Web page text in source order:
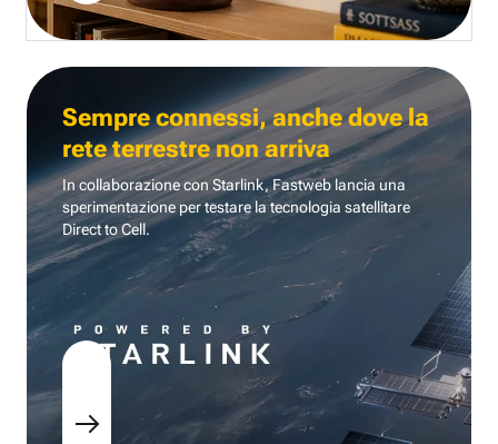
Sempre connessi, anche dove la
rete terrestre non arriva
In collaborazione con Starlink, Fastweb lancia una
sperimentazione per testare la tecnologia satellitare
Direct to Cell.